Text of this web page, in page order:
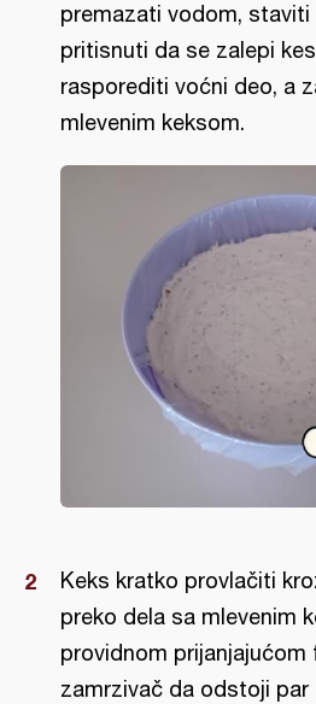
premazati vodom, staviti
pritisnuti da se zalepi
rasporediti voćni deo, a
mlevenim keksom.
Keks kratko provlačiti
preko dela sa mlevenim
providnom
zamrzivač da odstoji par